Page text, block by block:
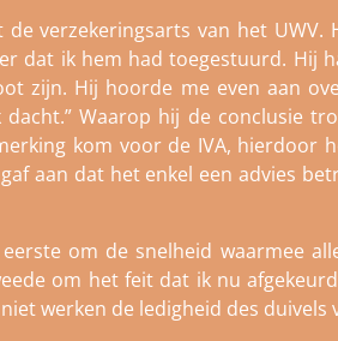
verzekeringsarts van het
dat ik hem had toegestuurd. Hij
zijn. Hij hoorde me even aan
Waarop hij de conclusie
kom voor de IVA, hierdoor
aan dat het enkel een advies
om de snelheid waarmee
om het feit dat ik nu
werken de ledigheid des duivels